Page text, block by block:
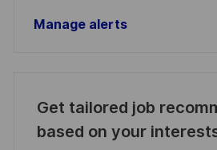
Manage alerts
Get tailored job
based on your